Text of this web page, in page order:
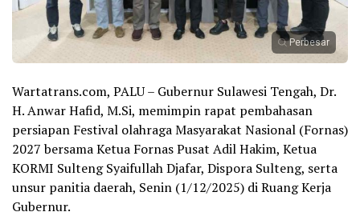
Perbesar
Wartatrans.com, PALU – Gubernur Sulawesi Tengah, Dr.
H. Anwar Hafid, M.Si, memimpin rapat pembahasan
persiapan Festival olahraga Masyarakat Nasional (Fornas)
2027 bersama Ketua Fornas Pusat Adil Hakim, Ketua
KORMI Sulteng Syaifullah Djafar, Dispora Sulteng, serta
unsur panitia daerah, Senin (1/12/2025) di Ruang Kerja
Gubernur.